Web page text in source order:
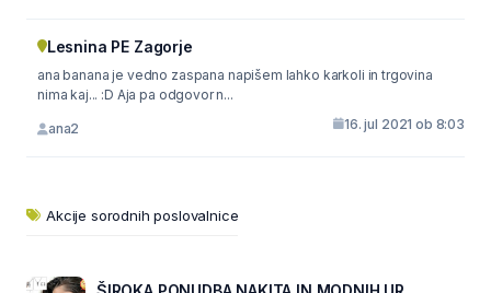
Lesnina PE Zagorje
ana banana je vedno zaspana napišem lahko karkoli in trgovina
nima kaj... :D Aja pa odgovor n...
ana2 16. jul 2021 ob 8:03
Akcije sorodnih poslovalnice